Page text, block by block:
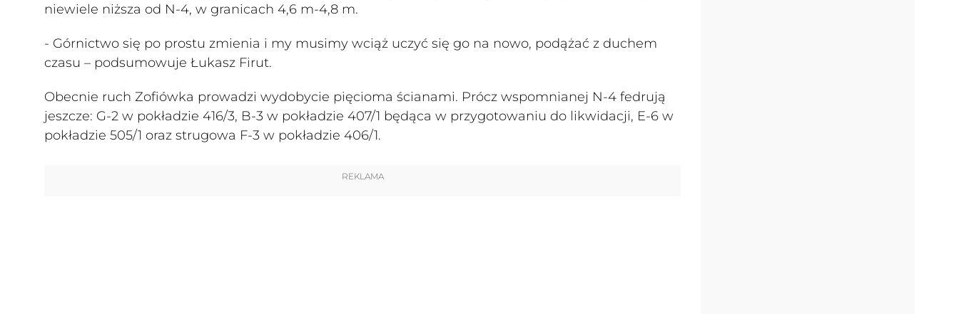
niewiele niższa od N-4, w granicach 4,6 m-4,8 m.
- Górnictwo się po prostu zmienia i my musimy wciąż uczyć się go na nowo, podążać z duchem
czasu – podsumowuje Łukasz Firut.
Obecnie ruch Zofiówka prowadzi wydobycie pięcioma ścianami. Prócz wspomnianej N-4 fedrują
jeszcze: G-2 w pokładzie 416/3, B-3 w pokładzie 407/1 będąca w przygotowaniu do likwidacji, E-6 w
pokładzie 505/1 oraz strugowa F-3 w pokładzie 406/1.
REKLAMA